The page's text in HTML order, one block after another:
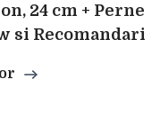
24 cm + Perne
si Recomandari